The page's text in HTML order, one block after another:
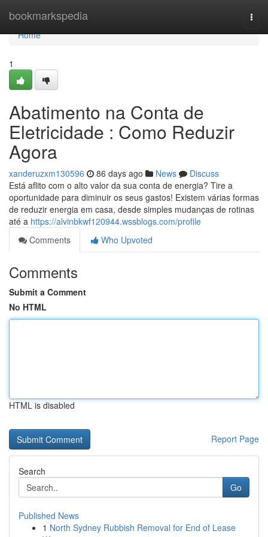
bookmarkspedia
Home
Home
1
Abatimento na Conta de
Eletricidade : Como Reduzir
Agora
xanderuzxm130596 86 days ago News
Discuss
Está aflito com o alto valor da sua conta de energia? Tire a
oportunidade para diminuir os seus gastos! Existem várias formas
de reduzir energia em casa, desde simples mudanças de rotinas
até a https://alvinbkwf120944.wssblogs.com/profile
Comments
Who Upvoted
Comments
Submit a Comment
No HTML
HTML is disabled
Report Page
Search
Go
Published News
1 North Sydney Rubbish Removal for End of Lease